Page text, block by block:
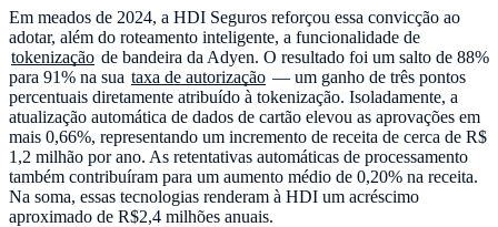
Em meados de 2024, a HDI Seguros reforçou essa convicção ao
adotar, além do roteamento inteligente, a funcionalidade de
tokenização de bandeira da Adyen. O resultado foi um salto de 88%
para 91% na sua taxa de autorização — um ganho de três pontos
percentuais diretamente atribuído à tokenização. Isoladamente, a
atualização automática de dados de cartão elevou as aprovações em
mais 0,66%, representando um incremento de receita de cerca de R$
1,2 milhão por ano. As retentativas automáticas de processamento
também contribuíram para um aumento médio de 0,20% na receita.
Na soma, essas tecnologias renderam à HDI um acréscimo
aproximado de R$2,4 milhões anuais.